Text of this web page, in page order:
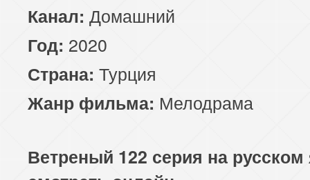
Канал: Домашний
Год: 2020
Страна: Турция
Жанр фильма: Мелодрама
Ветреный 122 серия на русском